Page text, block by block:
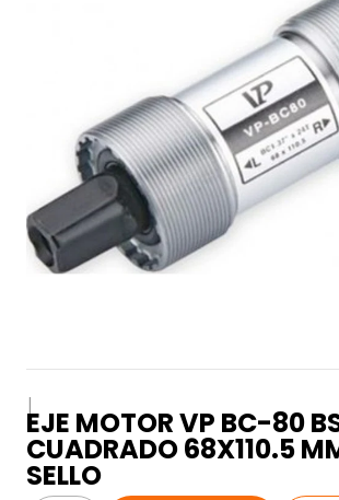
|
EJE MOTOR VP BC-80
CUADRADO 68X110.5
SELLO